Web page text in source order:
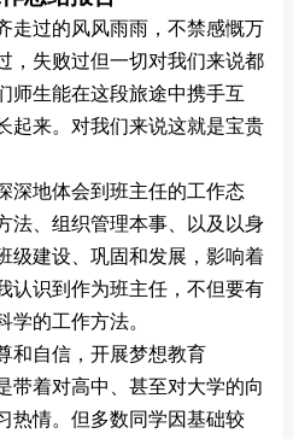
走过的风风雨雨，不禁感慨万
，失败过但一切对我们来说都
师生能在这段旅途中携手互
起来。对我们来说这就是宝贵
深地体会到班主任的工作态
法、组织管理本事、以及以身
级建设、巩固和发展，影响着
认识到作为班主任，不但要有
学的工作方法。
和自信，开展梦想教育
带着对高中、甚至对大学的向
热情。但多数同学因基础较